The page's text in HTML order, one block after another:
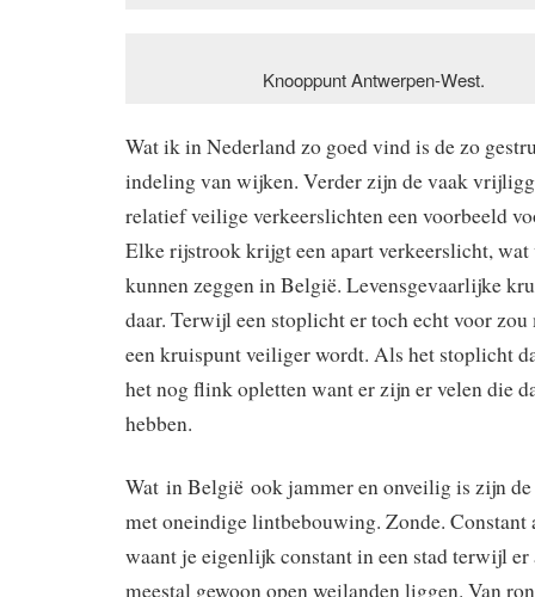
Knooppunt Antwerpen-West.
Wat ik in Nederland zo goed vind is de zo
indeling van wijken. Verder zijn de vaak
relatief veilige verkeerslichten een voorbeeld
Elke rijstrook krijgt een apart verkeerslicht, wat
kunnen zeggen in België. Levensgevaarlijke
daar. Terwijl een stoplicht er toch echt voor zou
een kruispunt veiliger wordt. Als het stoplicht
het nog flink opletten want er zijn er velen die
hebben.
Wat in België ook jammer en onveilig is zijn de
met oneindige lintbebouwing. Zonde. Constant
waant je eigenlijk constant in een stad terwijl er
meestal gewoon open weilanden liggen. Van